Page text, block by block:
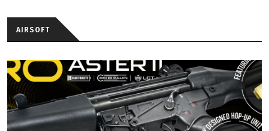
AIRSOFT